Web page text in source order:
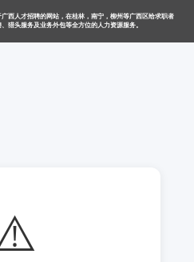
西人才招聘的网站，在桂林，南宁，柳州等广西区给求职者
猎头服务及业务外包等全方位的人力资源服务。